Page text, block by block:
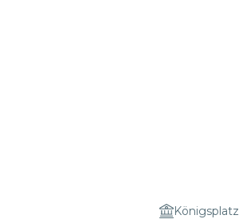
Königsplatz